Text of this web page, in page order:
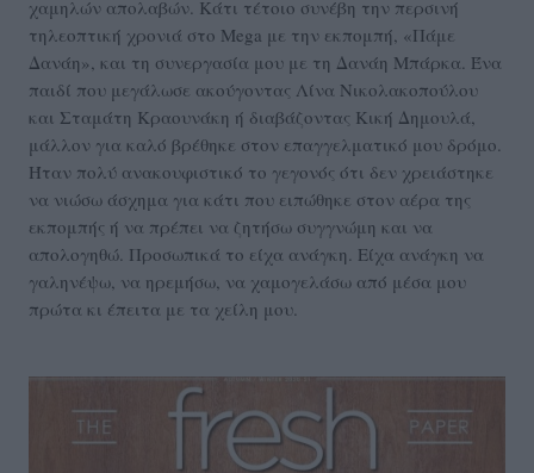
χαμηλών απολαβών. Κάτι τέτοιο συνέβη την περσινή
τηλεοπτική χρονιά στο Mega με την εκπομπή, «Πάμε
Δανάη», και τη συνεργασία μου με τη Δανάη Μπάρκα. Ένα
παιδί που μεγάλωσε ακούγοντας Λίνα Νικολακοπούλου
και Σταμάτη Κραουνάκη ή διαβάζοντας Κική Δημουλά,
μάλλον για καλό βρέθηκε στον επαγγελματικό μου δρόμο.
Ήταν πολύ ανακουφιστικό το γεγονός ότι δεν χρειάστηκε
να νιώσω άσχημα για κάτι που ειπώθηκε στον αέρα της
εκπομπής ή να πρέπει να ζητήσω συγγνώμη και να
απολογηθώ. Προσωπικά το είχα ανάγκη. Είχα ανάγκη να
γαληνέψω, να ηρεμήσω, να χαμογελάσω από μέσα μου
πρώτα κι έπειτα με τα χείλη μου.